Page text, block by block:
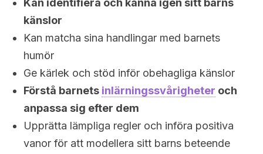
Kan identifiera och känna igen sitt barns
känslor
Kan matcha sina handlingar med barnets
humör
Ge kärlek och stöd inför obehagliga känslor
Förstå barnets inlärningssvårigheter och
anpassa sig efter dem
Upprätta lämpliga regler och införa positiva
vanor för att modellera sitt barns beteende